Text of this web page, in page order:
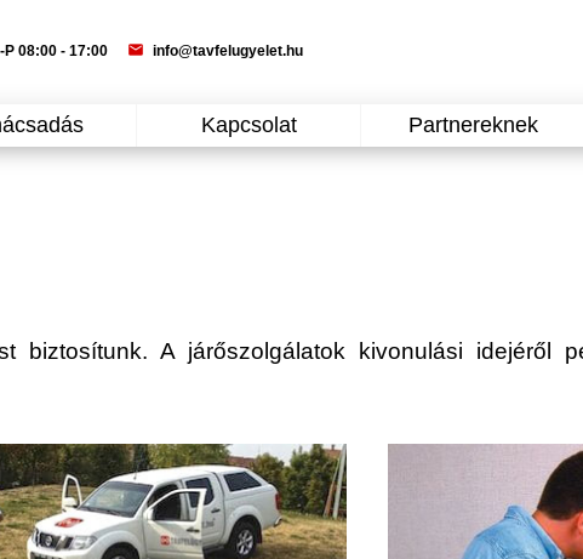
P 08:00 - 17:00 mail info@tavfelugyelet.hu
Kapcsolat Partnereknek
biztosítunk. A járőszolgálatok kivonulási idejéről